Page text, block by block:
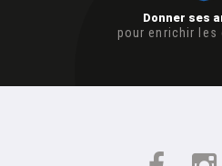
Donner ses
pour enrichir